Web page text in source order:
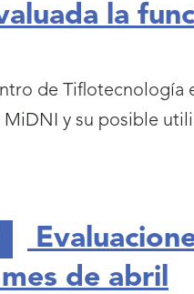
la
de Tiflotecnología
MiDNI y su posible
de abril